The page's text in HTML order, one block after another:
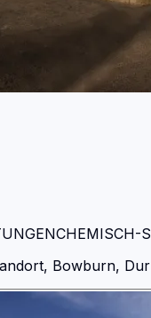
CHEMISCH-
Bowburn,